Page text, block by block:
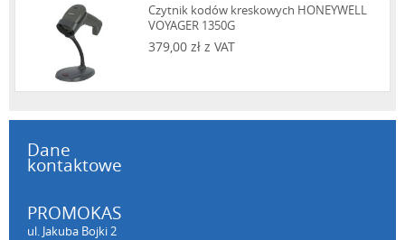
Czytnik kodów kreskowych HONEYWELL
VOYAGER 1350G
379,00 zł z VAT
Dane
kontaktowe
PROMOKAS
ul. Jakuba Bojki 2